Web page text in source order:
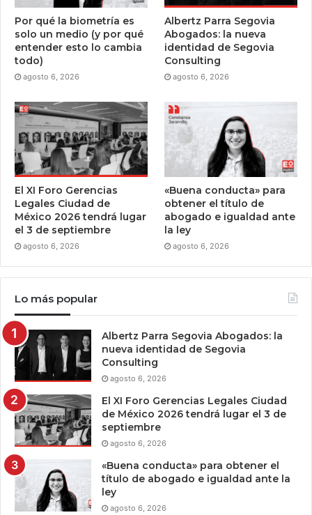
Por qué la biometría es
solo un medio (y por qué
entender esto lo cambia
todo)
agosto 6, 2026
Albertz Parra Segovia
Abogados: la nueva
identidad de Segovia
Consulting
agosto 6, 2026
El XI Foro Gerencias
Legales Ciudad de
México 2026 tendrá lugar
el 3 de septiembre
agosto 6, 2026
«Buena conducta» para
obtener el título de
abogado e igualdad ante
la ley
agosto 6, 2026
Lo más popular
Albertz Parra Segovia Abogados: la
nueva identidad de Segovia
Consulting
agosto 6, 2026
El XI Foro Gerencias Legales Ciudad
de México 2026 tendrá lugar el 3 de
septiembre
agosto 6, 2026
«Buena conducta» para obtener el
título de abogado e igualdad ante la
ley
agosto 6, 2026